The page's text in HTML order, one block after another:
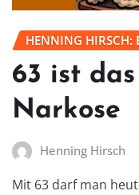
HENNING
63 ist
Narkose
Henning Hirsch
Mit 63 darf man